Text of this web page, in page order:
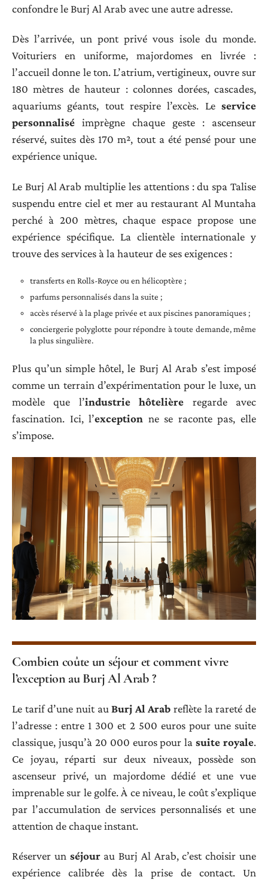
confondre le Burj Al Arab avec une autre adresse.
Dès l’arrivée, un pont privé vous isole du monde.
Voituriers en uniforme, majordomes en livrée :
l’accueil donne le ton. L’atrium, vertigineux, ouvre sur
180 mètres de hauteur : colonnes dorées, cascades,
aquariums géants, tout respire l’excès. Le service
personnalisé imprègne chaque geste : ascenseur
réservé, suites dès 170 m², tout a été pensé pour une
expérience unique.
Le Burj Al Arab multiplie les attentions : du spa Talise
suspendu entre ciel et mer au restaurant Al Muntaha
perché à 200 mètres, chaque espace propose une
expérience spécifique. La clientèle internationale y
trouve des services à la hauteur de ses exigences :
transferts en Rolls-Royce ou en hélicoptère ;
parfums personnalisés dans la suite ;
accès réservé à la plage privée et aux piscines panoramiques ;
conciergerie polyglotte pour répondre à toute demande, même
la plus singulière.
Plus qu’un simple hôtel, le Burj Al Arab s’est imposé
comme un terrain d’expérimentation pour le luxe, un
modèle que l’industrie hôtelière regarde avec
fascination. Ici, l’exception ne se raconte pas, elle
s’impose.
Combien coûte un séjour et comment vivre
l’exception au Burj Al Arab ?
Le tarif d’une nuit auBurj Al Arab reflète la rareté de
l’adresse : entre 1 300 et 2 500 euros pour une suite
classique, jusqu’à 20 000 euros pour lasuite royale.
Ce joyau, réparti sur deux niveaux, possède son
ascenseur privé, un majordome dédié et une vue
imprenable sur le golfe. À ce niveau, le coût s’explique
par l’accumulation de services personnalisés et une
attention de chaque instant.
Réserver un séjourau Burj Al Arab, c’est choisir une
expérience calibrée dès la prise de contact. Un